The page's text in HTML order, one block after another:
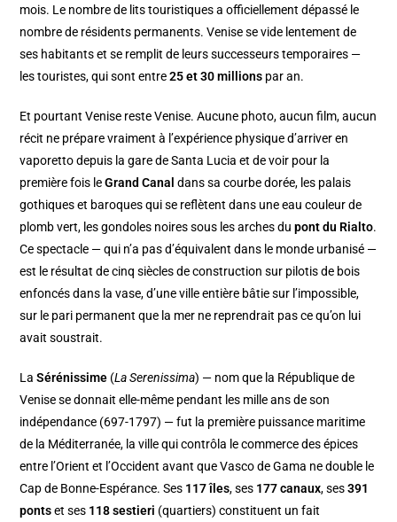
mois. Le nombre de lits touristiques a officiellement dépassé le
nombre de résidents permanents. Venise se vide lentement de
ses habitants et se remplit de leurs successeurs temporaires —
les touristes, qui sont entre25 et 30 millions par an.
Et pourtant Venise reste Venise. Aucune photo, aucun film, aucun
récit ne prépare vraiment à l’expérience physique d’arriver en
vaporetto depuis la gare de Santa Lucia et de voir pour la
première fois leGrand Canal dans sa courbe dorée, les palais
gothiques et baroques qui se reflètent dans une eau couleur de
plomb vert, les gondoles noires sous les arches dupont du Rialto.
Ce spectacle — qui n’a pas d’équivalent dans le monde urbanisé —
est le résultat de cinq siècles de construction sur pilotis de bois
enfoncés dans la vase, d’une ville entière bâtie sur l’impossible,
sur le pari permanent que la mer ne reprendrait pas ce qu’on lui
avait soustrait.
LaSérénissime (La Serenissima) — nom que la République de
Venise se donnait elle-même pendant les mille ans de son
indépendance (697-1797) — fut la première puissance maritime
de la Méditerranée, la ville qui contrôla le commerce des épices
entre l’Orient et l’Occident avant que Vasco de Gama ne double le
Cap de Bonne-Espérance. Ses 117 îles, ses 177 canaux, ses391
pontset ses 118 sestieri (quartiers) constituent un fait